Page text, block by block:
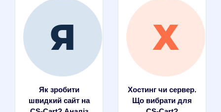
Як зробити
швидкий сайт на
Хостинг чи сервер.
Що вибрати для